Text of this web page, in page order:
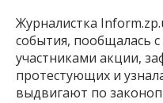
Журналистка
события, пообщалась
участниками акции,
протестующих и
выдвигают по